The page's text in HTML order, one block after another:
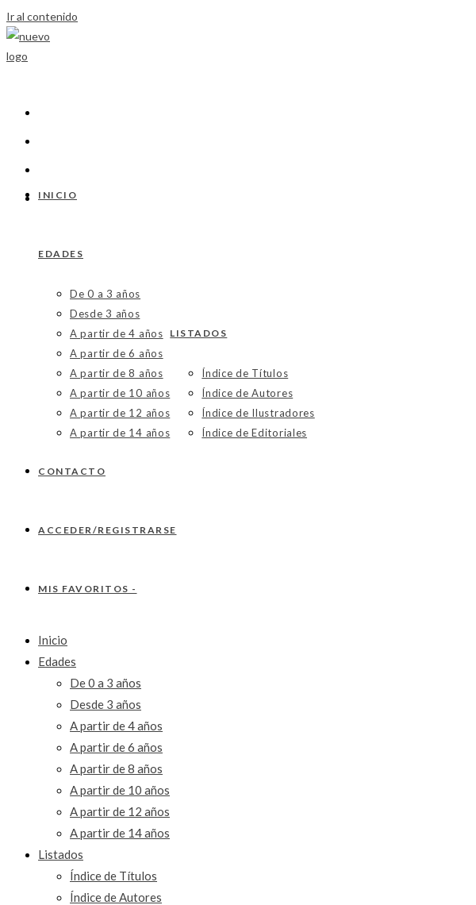
Ir al contenido
INICIO
EDADES
De 0 a 3 años
Desde 3 años
A partir de 4 años
A partir de 6 años
A partir de 8 años
A partir de 10 años
A partir de 12 años
A partir de 14 años
LISTADOS
Índice de Títulos
Índice de Autores
Índice de Ilustradores
Índice de Editoriales
CONTACTO
ACCEDER/REGISTRARSE
MIS FAVORITOS -
Inicio
Edades
De 0 a 3 años
Desde 3 años
A partir de 4 años
A partir de 6 años
A partir de 8 años
A partir de 10 años
A partir de 12 años
A partir de 14 años
Listados
Índice de Títulos
Índice de Autores